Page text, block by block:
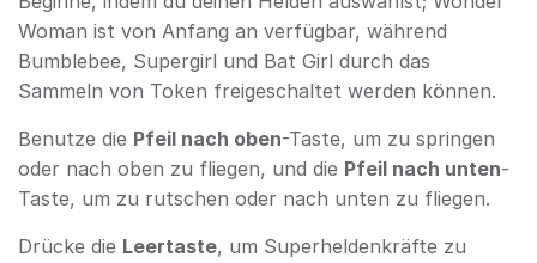
Woman ist von Anfang an verfügbar, während
Bumblebee, Supergirl und Bat Girl durch das
Sammeln von Token freigeschaltet werden können.
Benutze die Pfeil nach oben-Taste, um zu springen
oder nach oben zu fliegen, und die Pfeil nach unten-
Taste, um zu rutschen oder nach unten zu fliegen.
Drücke die Leertaste, um Superheldenkräfte zu